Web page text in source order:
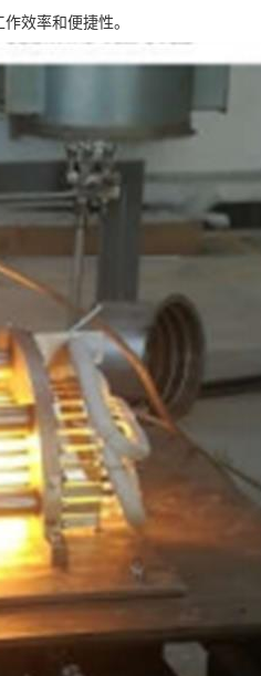
效率和便捷性。